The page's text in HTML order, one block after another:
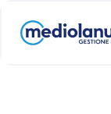
Salta al